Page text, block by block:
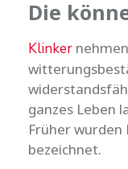
Die
Klinker
ganzes Leben
Früher wurden
bezeichnet.